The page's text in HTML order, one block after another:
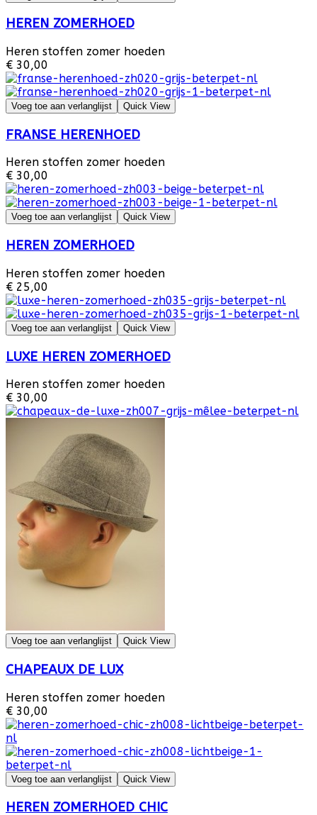
HEREN ZOMERHOED
Heren stoffen zomer hoeden
€ 30,00
Voeg toe aan verlanglijst Quick View
FRANSE HERENHOED
Heren stoffen zomer hoeden
€ 30,00
Voeg toe aan verlanglijst Quick View
HEREN ZOMERHOED
Heren stoffen zomer hoeden
€ 25,00
Voeg toe aan verlanglijst Quick View
LUXE HEREN ZOMERHOED
Heren stoffen zomer hoeden
€ 30,00
Voeg toe aan verlanglijst Quick View
CHAPEAUX DE LUX
Heren stoffen zomer hoeden
€ 30,00
Voeg toe aan verlanglijst Quick View
HEREN ZOMERHOED CHIC